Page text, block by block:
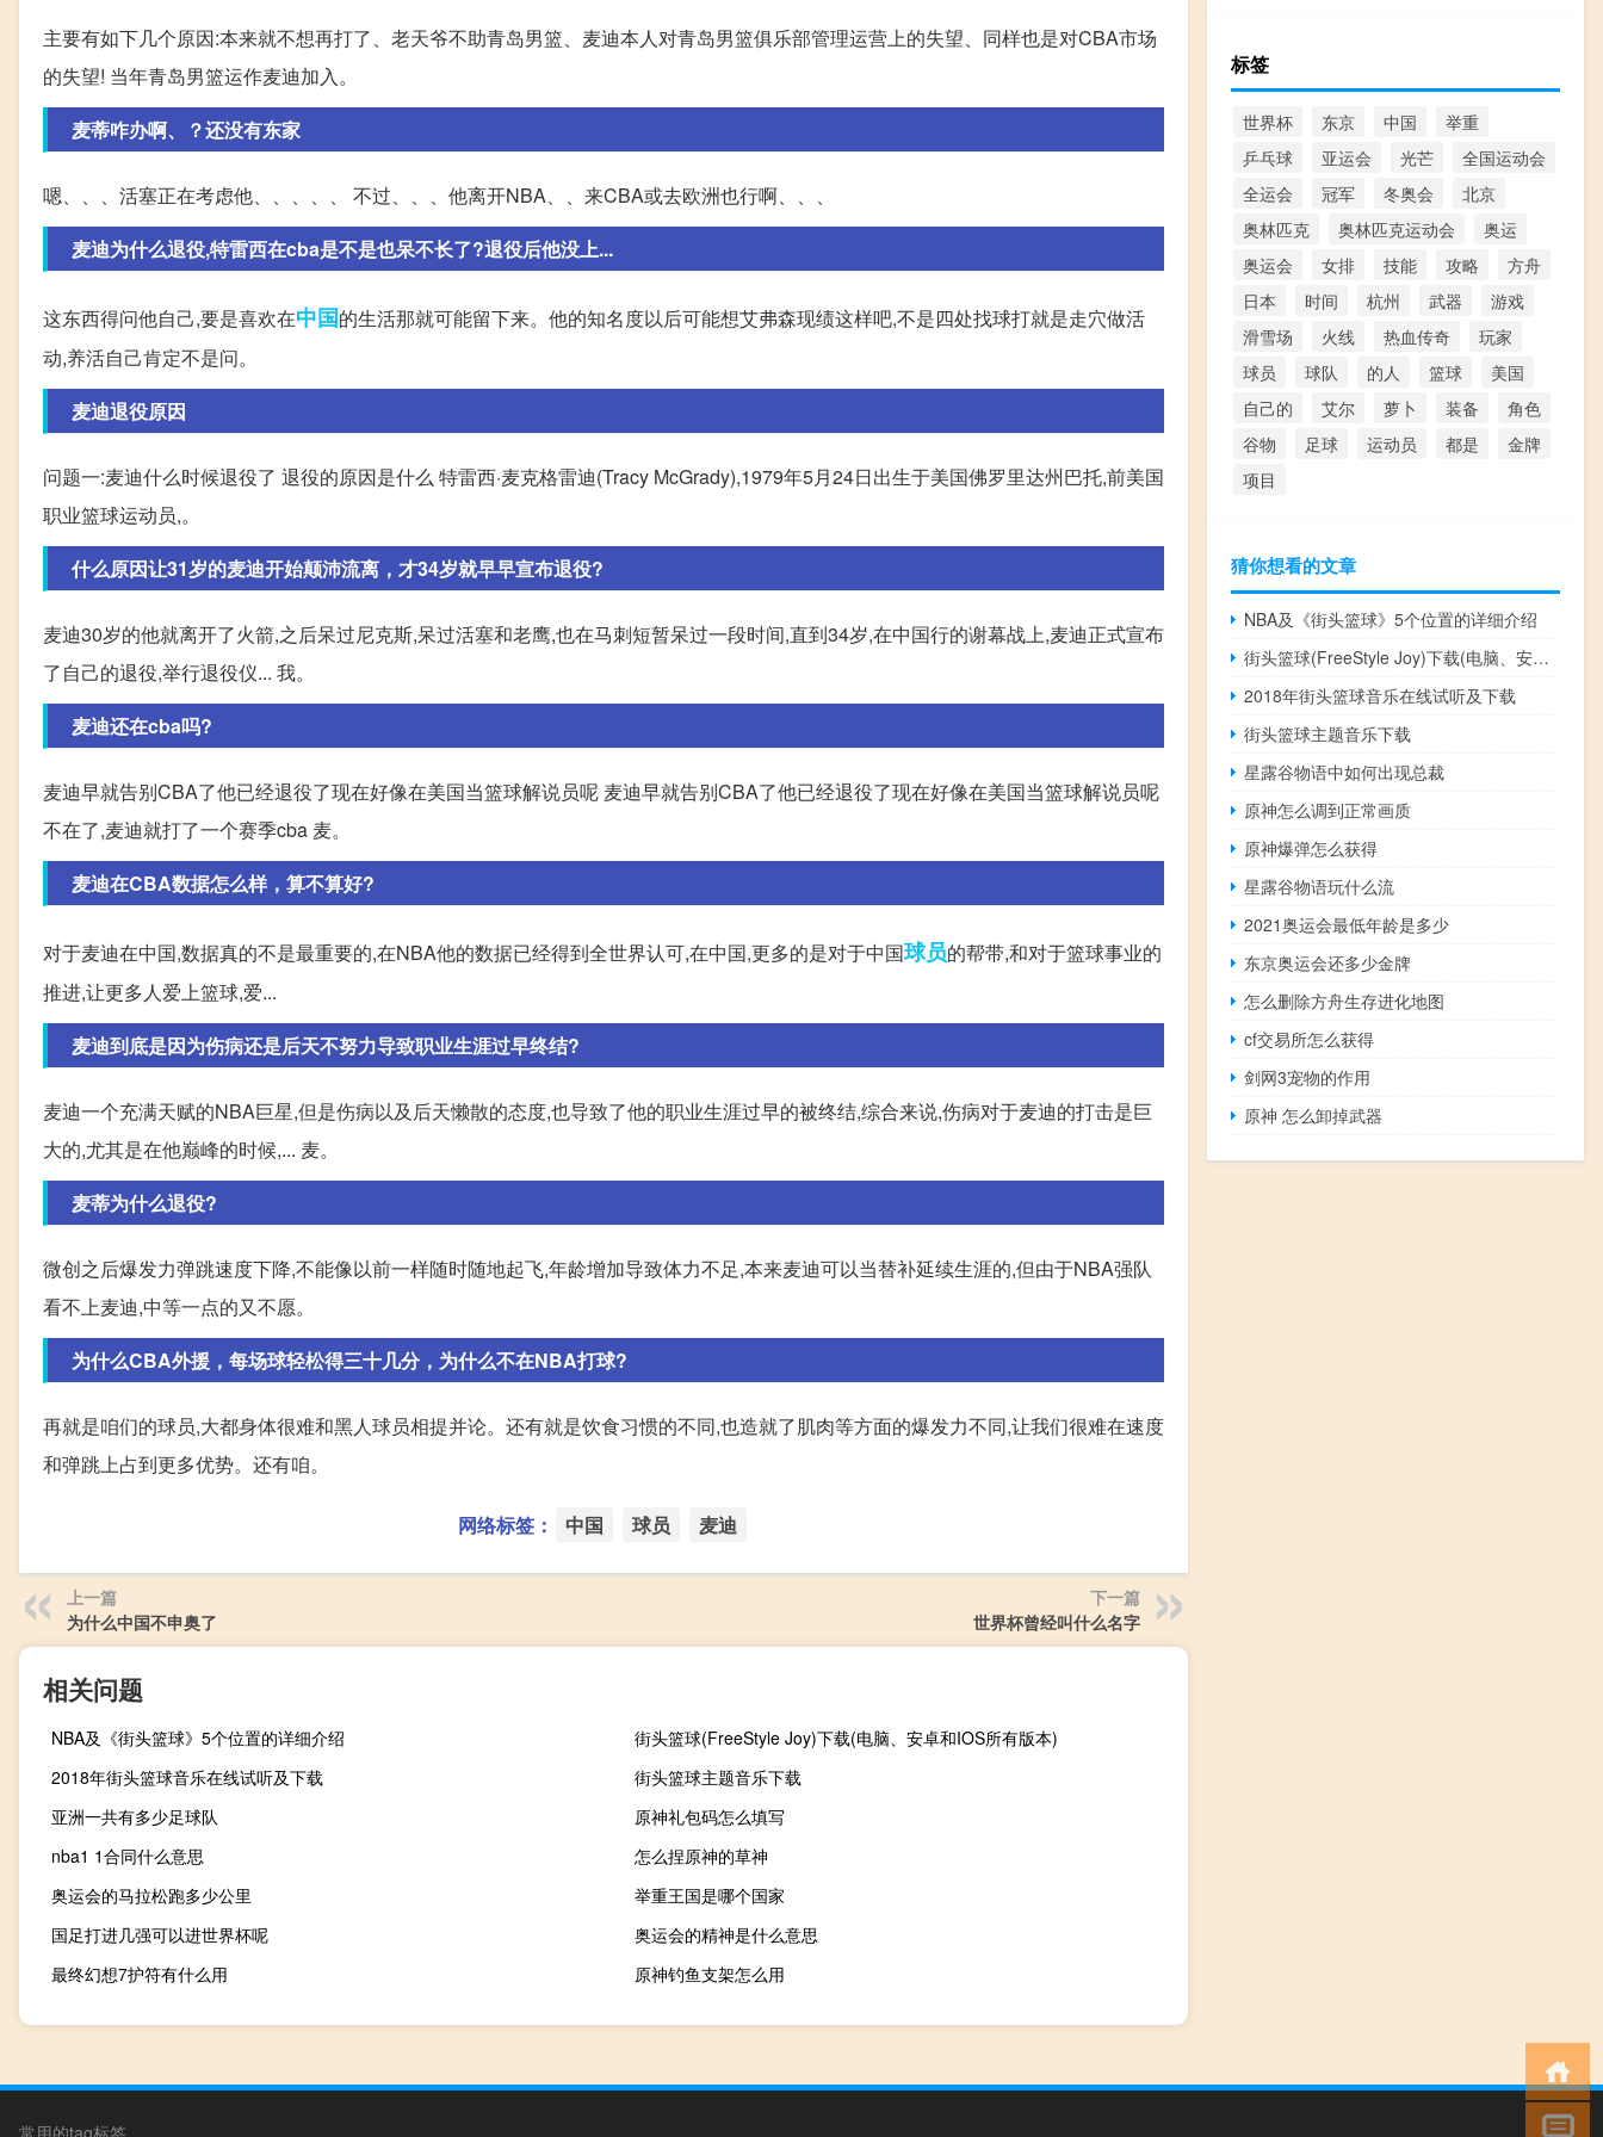
主要有如下几个原因:本来就不想再打了、老天爷不助青岛男篮、麦迪本人对青岛男篮俱乐部管理运营上的失望、同样也是对CBA市场
的失望! 当年青岛男篮运作麦迪加入。
麦蒂咋办啊、？还没有东家
嗯、、、活塞正在考虑他、、、、、 不过、、、他离开NBA、、来CBA或去欧洲也行啊、、、
麦迪为什么退役,特雷西在cba是不是也呆不长了?退役后他没上...
这东西得问他自己,要是喜欢在中国的生活那就可能留下来。他的知名度以后可能想艾弗森现绩这样吧,不是四处找球打就是走穴做活
动,养活自己肯定不是问。
麦迪退役原因
问题一:麦迪什么时候退役了 退役的原因是什么 特雷西·麦克格雷迪(Tracy McGrady),1979年5月24日出生于美国佛罗里达州巴托,前美国
职业篮球运动员,。
什么原因让31岁的麦迪开始颠沛流离，才34岁就早早宣布退役?
麦迪30岁的他就离开了火箭,之后呆过尼克斯,呆过活塞和老鹰,也在马刺短暂呆过一段时间,直到34岁,在中国行的谢幕战上,麦迪正式宣布
了自己的退役,举行退役仪... 我。
麦迪还在cba吗?
麦迪早就告别CBA了他已经退役了现在好像在美国当篮球解说员呢 麦迪早就告别CBA了他已经退役了现在好像在美国当篮球解说员呢
不在了,麦迪就打了一个赛季cba 麦。
麦迪在CBA数据怎么样，算不算好?
对于麦迪在中国,数据真的不是最重要的,在NBA他的数据已经得到全世界认可,在中国,更多的是对于中国球员的帮带,和对于篮球事业的
推进,让更多人爱上篮球,爱...
麦迪到底是因为伤病还是后天不努力导致职业生涯过早终结?
麦迪一个充满天赋的NBA巨星,但是伤病以及后天懒散的态度,也导致了他的职业生涯过早的被终结,综合来说,伤病对于麦迪的打击是巨
大的,尤其是在他巅峰的时候,... 麦。
麦蒂为什么退役?
微创之后爆发力弹跳速度下降,不能像以前一样随时随地起飞,年龄增加导致体力不足,本来麦迪可以当替补延续生涯的,但由于NBA强队
看不上麦迪,中等一点的又不愿。
为什么CBA外援，每场球轻松得三十几分，为什么不在NBA打球?
再就是咱们的球员,大都身体很难和黑人球员相提并论。还有就是饮食习惯的不同,也造就了肌肉等方面的爆发力不同,让我们很难在速度
和弹跳上占到更多优势。还有咱。
网络标签： 中国 球员 麦迪
上一篇
为什么中国不申奥了
下一篇
世界杯曾经叫什么名字
相关问题
NBA及《街头篮球》5个位置的详细介绍
街头篮球(FreeStyle Joy)下载(电脑、安卓和IOS所有版本)
2018年街头篮球音乐在线试听及下载
街头篮球主题音乐下载
亚洲一共有多少足球队
原神礼包码怎么填写
nba1 1合同什么意思
怎么捏原神的草神
奥运会的马拉松跑多少公里
举重王国是哪个国家
国足打进几强可以进世界杯呢
奥运会的精神是什么意思
最终幻想7护符有什么用
原神钓鱼支架怎么用
标签
世界杯 东京 中国
举重
乒乓球
亚运会 光芒
全国运动会
全运会
冠军 冬奥会
北京
奥林匹克
奥林匹克运动会
奥运
奥运会
女排 技能 攻略
方舟
日本
时间 杭州 武器
游戏
滑雪场
火线 热血传奇
玩家
球员
球队 的人 篮球
美国
自己的
艾尔 萝卜 装备
角色
谷物
足球 运动员 都是
金牌
项目
猜你想看的文章
NBA及《街头篮球》5个位置的详细介绍
街头篮球(FreeStyle Joy)下载(电脑、安卓和IOS所有版本)
2018年街头篮球音乐在线试听及下载
街头篮球主题音乐下载
星露谷物语中如何出现总裁
原神怎么调到正常画质
原神爆弹怎么获得
星露谷物语玩什么流
2021奥运会最低年龄是多少
东京奥运会还多少金牌
怎么删除方舟生存进化地图
cf交易所怎么获得
剑网3宠物的作用
原神 怎么卸掉武器
常用的tag标签